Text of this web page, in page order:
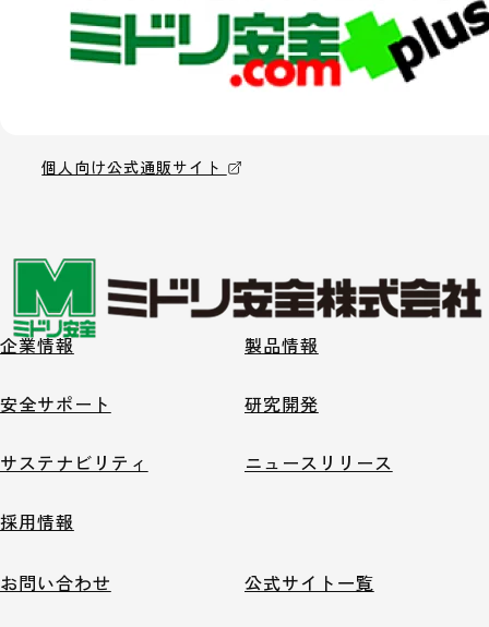
個人向け公式通販サイト
企業情報 製品情報
安全サポート 研究開発
サステナビリティ ニュースリリース
採用情報
お問い合わせ 公式サイト一覧